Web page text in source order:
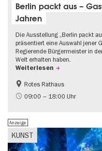
Berlin packt aus –
Jahren
Die Ausstellung „Berlin packt
präsentiert eine Auswahl jener
Regierende Bürgermeister in
Welt erhalten haben.
Weiterlesen
Geschichte
Gratis
Rotes Rathaus
09:00 – 18:00 Uhr
KUNST
Anzeige